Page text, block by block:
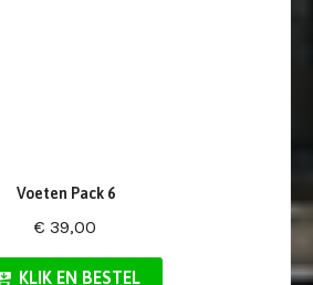
Voeten Pack 6
€ 39,00
KLIK EN BESTEL